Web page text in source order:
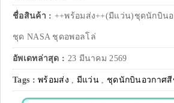
ชื่อสินค้า : ++พร้อมส่ง++(มีแว่น)ชุดนักบิน
ชุด NASA ชุดอพอลโล่
อัพเดทล่าสุด : 23 มีนาคม 2569
Tags :พร้อมส่ง , มีแว่น , ชุดนักบินอวกาศ